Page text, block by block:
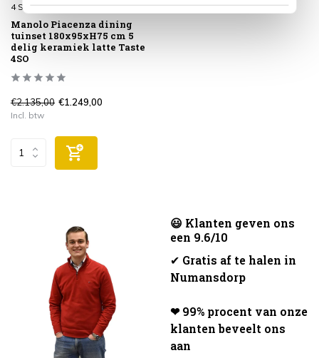
4 Seasons Outdoor
Manolo Piacenza dining
tuinset 180x95xH75 cm 5
delig keramiek latte Taste
4SO
€2.135,00 €1.249,00
Incl. btw
😃 Klanten geven ons
een 9.6/10
✔ Gratis af te halen in
Numansdorp
❤ 99% procent van onze
klanten beveelt ons
aan